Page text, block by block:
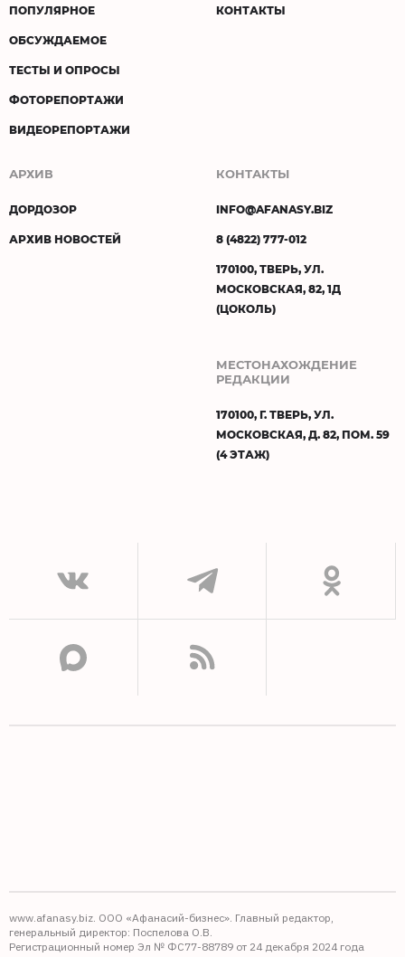
ПОПУЛЯРНОЕ
ОБСУЖДАЕМОЕ
ТЕСТЫ И ОПРОСЫ
ФОТОРЕПОРТАЖИ
ВИДЕОРЕПОРТАЖИ
КОНТАКТЫ
АРХИВ
ДОРДОЗОР
АРХИВ НОВОСТЕЙ
КОНТАКТЫ
INFO@AFANASY.BIZ
8 (4822) 777-012
170100, ТВЕРЬ, УЛ.
МОСКОВСКАЯ, 82, 1Д
(ЦОКОЛЬ)
МЕСТОНАХОЖДЕНИЕ
РЕДАКЦИИ
170100, Г. ТВЕРЬ, УЛ.
МОСКОВСКАЯ, Д. 82, ПОМ. 59
(4 ЭТАЖ)
www.afanasy.biz. ООО «Афанасий-бизнес». Главный редактор,
генеральный директор: Поспелова О.В.
Регистрационный номер Эл № ФС77-88789 от 24 декабря 2024 года